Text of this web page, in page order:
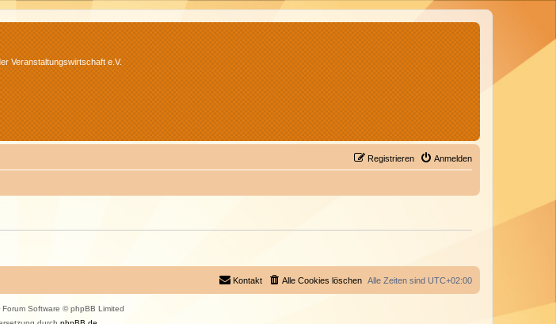
Veranstaltungswirtschaft e.V.
Anmelden
Registrieren
Alle Zeiten sind UTC+02:00
Alle Cookies löschen
Kontakt
Forum Software © phpBB Limited